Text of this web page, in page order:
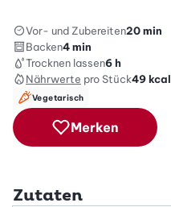
Vor- und Zubereiten20 min
Backen4 min
Trocknen lassen6 h
Nährwerte pro Stück49kcal
Vegetarisch
Merken
Zutaten